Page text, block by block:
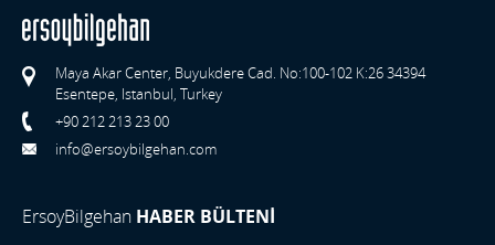
Maya Akar Center, Buyukdere Cad. No:100-102 K:26 34394
Esentepe, Istanbul, Turkey
+90 212 213 23 00
info@ersoybilgehan.com
ErsoyBilgehan HABER BÜLTENİ